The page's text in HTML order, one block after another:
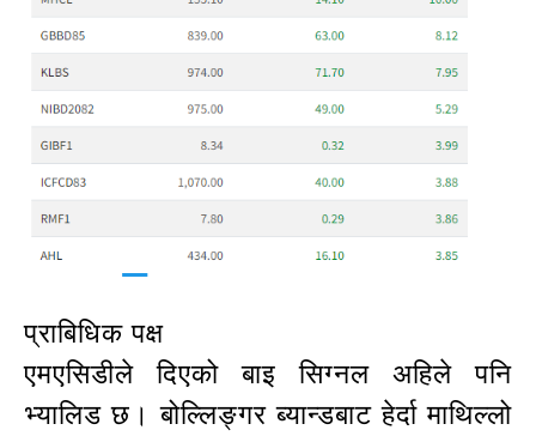
प्राबिधिक पक्ष
एमएसिडीले दिएको बाइ सिग्नल अहिले पनि
भ्यालिड छ। बोल्लिङ्गर ब्यान्डबाट हेर्दा माथिल्लो